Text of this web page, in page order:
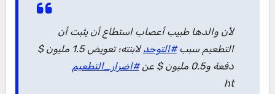
لأن والدها طبيب أعصاب استطاع أن يثبت أن
التطعيم سبب#التوحد
لابنته؛ تعويض 1.5 مليون $
دفعة و0.5 مليون $ عن
#اضرار_التطعيم
ht